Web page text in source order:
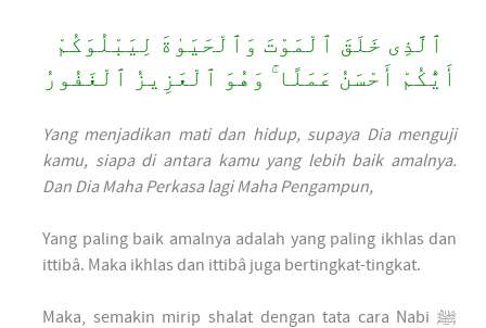
ٱلَّذِى خَلَقَ ٱلْمَوْتَ وَٱلْحَيَوٰةَ لِيَبْلُوَكُمْ
أَيُّكُمْ أَحْسَنُ عَمَلًا ۚ وَهُوَ ٱلْعَزِيزُ ٱلْغَفُورُ
Yang menjadikan mati dan hidup, supaya Dia menguji
kamu, siapa di antara kamu yang lebih baik amalnya.
Dan Dia Maha Perkasa lagi Maha Pengampun,
Yang paling baik amalnya adalah yang paling ikhlas dan
ittibâ. Maka ikhlas dan ittibâ juga bertingkat-tingkat.
Maka, semakin mirip shalat dengan tata cara Nabi ﷺ